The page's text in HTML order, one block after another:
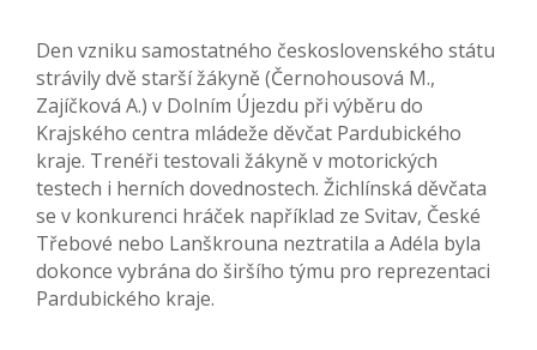
Den vzniku samostatného československého státu
strávily dvě starší žákyně (Černohousová M.,
Zajíčková A.) v Dolním Újezdu při výběru do
Krajského centra mládeže děvčat Pardubického
kraje. Trenéři testovali žákyně v motorických
testech i herních dovednostech. Žichlínská děvčata
se v konkurenci hráček například ze Svitav, České
Třebové nebo Lanškrouna neztratila a Adéla byla
dokonce vybrána do širšího týmu pro reprezentaci
Pardubického kraje.